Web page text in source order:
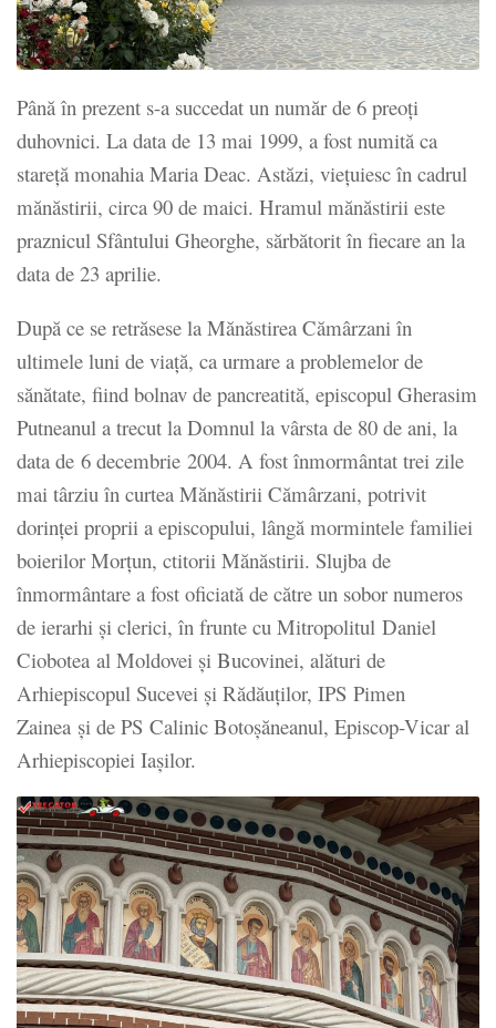
Până în prezent s-a succedat un număr de 6 preoți
duhovnici. La data de 13 mai 1999, a fost numită ca
stareță monahia Maria Deac. Astăzi, viețuiesc în cadrul
mănăstirii, circa 90 de maici. Hramul mănăstirii este
praznicul Sfântului Gheorghe, sărbătorit în fiecare an la
data de 23 aprilie.
După ce se retrăsese la Mănăstirea Cămârzani în
ultimele luni de viață, ca urmare a problemelor de
sănătate, fiind bolnav de pancreatită, episcopul Gherasim
Putneanul a trecut la Domnul la vârsta de 80 de ani, la
data de 6 decembrie 2004. A fost înmormântat trei zile
mai târziu în curtea Mănăstirii Cămârzani, potrivit
dorinței proprii a episcopului, lângă mormintele familiei
boierilor Morțun, ctitorii Mănăstirii. Slujba de
înmormântare a fost oficiată de către un sobor numeros
de ierarhi și clerici, în frunte cu Mitropolitul Daniel
Ciobotea al Moldovei și Bucovinei, alături de
Arhiepiscopul Sucevei și Rădăuților, IPS Pimen
Zainea și de PS Calinic Botoșăneanul, Episcop-Vicar al
Arhiepiscopiei Iașilor.